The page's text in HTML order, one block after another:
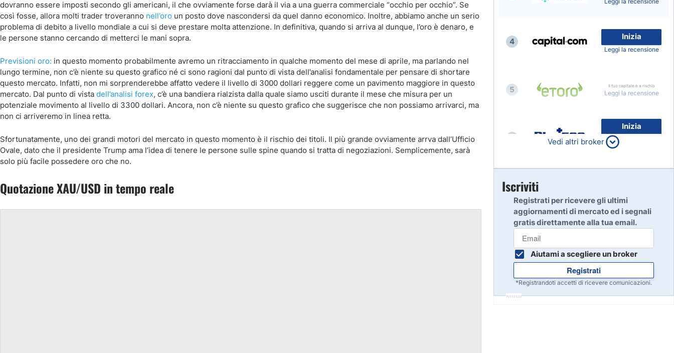
dovranno essere imposti secondo gli americani, il che ovviamente forse darà il via a una guerra commerciale “occhio per occhio”. Se
così fosse, allora molti trader troveranno nell’oro un posto dove nascondersi da quel danno economico. Inoltre, abbiamo anche un serio
problema di debito a livello mondiale a cui si deve prestare molta attenzione. In definitiva, quando si arriva al dunque, l’oro è denaro, e
le persone stanno cercando di metterci le mani sopra.
Previsioni oro: in questo momento probabilmente avremo un ritracciamento in qualche momento del mese di aprile, ma parlando nel
lungo termine, non c’è niente su questo grafico né ci sono ragioni dal punto di vista dell’analisi fondamentale per pensare di shortare
questo mercato. Infatti, non mi sorprenderebbe affatto vedere il livello di 3000 dollari reggere come un pavimento maggiore in questo
mercato. Dal punto di vista dell’analisi forex, c’è una bandiera rialzista dalla quale siamo usciti durante il mese che misura per un
potenziale movimento al livello di 3300 dollari. Ancora, non c’è niente su questo grafico che suggerisce che non possiamo arrivarci, ma
non ci arriveremo in linea retta.
Sfortunatamente, uno dei grandi motori del mercato in questo momento è il rischio dei titoli. Il più grande ovviamente arrva dall’Ufficio
Ovale, dato che il presidente Trump ama l’idea di tenere le persone sulle spine quando si tratta di negoziazioni. Semplicemente, sarà
solo più facile possedere oro che no.
Quotazione XAU/USD in tempo reale
4
Inizia
Leggi la recensione
5 Il tuo capitale è a rischio
Leggi la recensione
Inizia
80% dei conti al dettaglio di
CFD perdono denaro
7
Inizia
Inizia
Vedi altri broker
Iscriviti
Registrati per ricevere gli ultimi
aggiornamenti di mercato ed i segnali
gratis direttamente alla tua email.
Aiutami a scegliere un broker
Registrati
*Registrandoti accetti di ricevere comunicazioni.
Annuncio